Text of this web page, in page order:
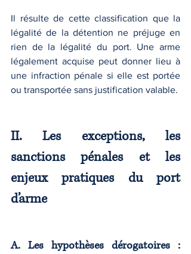
Il résulte de cette classification que la
légalité de la détention ne préjuge en
rien de la légalité du port. Une arme
légalement acquise peut donner lieu à
une infraction pénale si elle est portée
ou transportée sans justification valable.
II. Les exceptions, les
sanctions pénales et les
enjeux pratiques du port
d’arme
A. Les hypothèses dérogatoires :